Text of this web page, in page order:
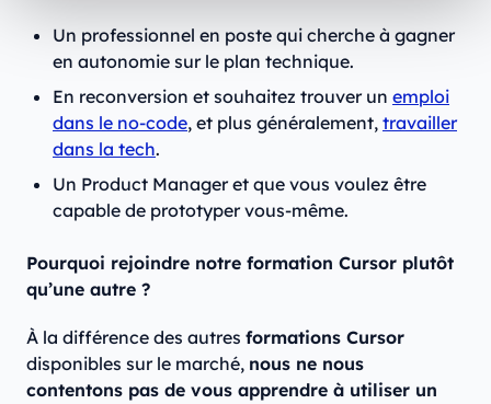
Un professionnel en poste qui cherche à gagner
en autonomie sur le plan technique.
En reconversion et souhaitez trouver un emploi
dans le no-code, et plus généralement, travailler
dans la tech.
Un Product Manager et que vous voulez être
capable de prototyper vous-même.
Pourquoi rejoindre notre formation Cursor plutôt
qu’une autre ?
À la différence des autres formations Cursor
disponibles sur le marché, nous ne nous
contentons pas de vous apprendre à utiliser un